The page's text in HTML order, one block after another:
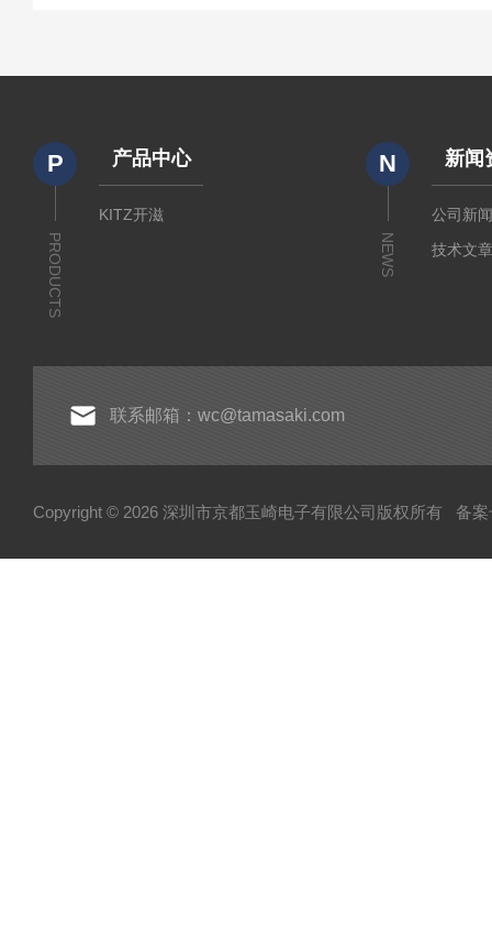
P
PRODUCTS
产品中心
KITZ开滋
N
NEWS
新闻
公司新
技术文
联系邮箱：wc@tamasaki.com
Copyright © 2026 深圳市京都玉崎电子有限公司版权所有 备案